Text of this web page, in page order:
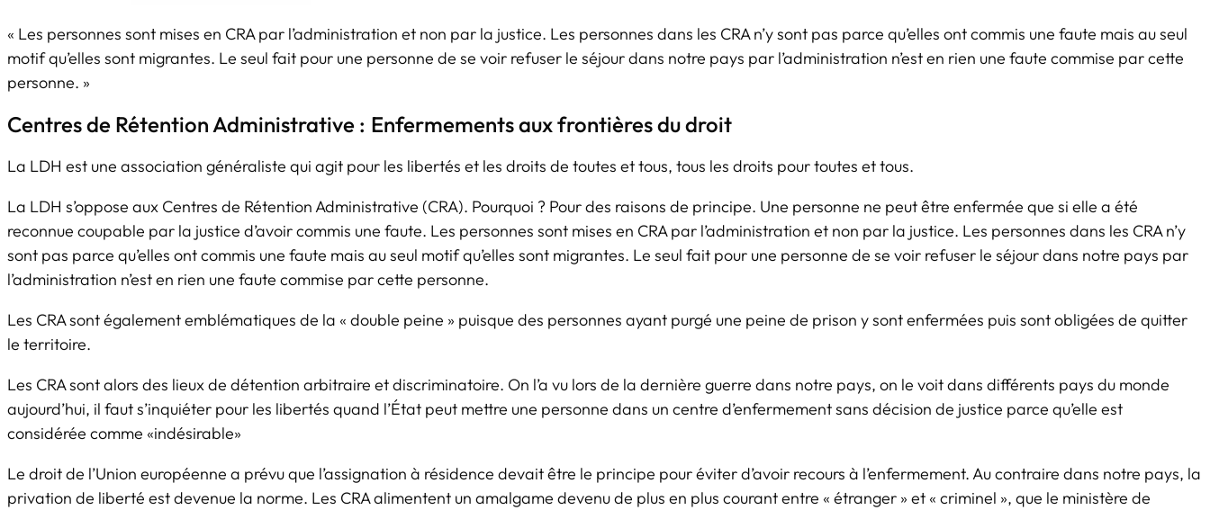
« Les personnes sont mises en CRA par l’administration et non par la justice. Les personnes dans les CRA n’y sont pas parce qu’elles ont commis une faute mais au seul
motif qu’elles sont migrantes. Le seul fait pour une personne de se voir refuser le séjour dans notre pays par l’administration n’est en rien une faute commise par cette
personne. »
Centres de Rétention Administrative : Enfermements aux frontières du droit
La LDH est une association généraliste qui agit pour les libertés et les droits de toutes et tous, tous les droits pour toutes et tous.
La LDH s’oppose aux Centres de Rétention Administrative (CRA). Pourquoi ? Pour des raisons de principe. Une personne ne peut être enfermée que si elle a été
reconnue coupable par la justice d’avoir commis une faute. Les personnes sont mises en CRA par l’administration et non par la justice. Les personnes dans les CRA n’y
sont pas parce qu’elles ont commis une faute mais au seul motif qu’elles sont migrantes. Le seul fait pour une personne de se voir refuser le séjour dans notre pays par
l’administration n’est en rien une faute commise par cette personne.
Les CRA sont également emblématiques de la « double peine » puisque des personnes ayant purgé une peine de prison y sont enfermées puis sont obligées de quitter
le territoire.
Les CRA sont alors des lieux de détention arbitraire et discriminatoire. On l’a vu lors de la dernière guerre dans notre pays, on le voit dans différents pays du monde
aujourd’hui, il faut s’inquiéter pour les libertés quand l’État peut mettre une personne dans un centre d’enfermement sans décision de justice parce qu’elle est
considérée comme «indésirable»
Le droit de l’Union européenne a prévu que l’assignation à résidence devait être le principe pour éviter d’avoir recours à l’enfermement. Au contraire dans notre pays, la
privation de liberté est devenue la norme. Les CRA alimentent un amalgame devenu de plus en plus courant entre « étranger » et « criminel », que le ministère de